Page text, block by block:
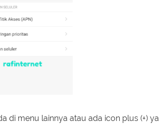
di menu lainnya atau ada icon plus (+) ya